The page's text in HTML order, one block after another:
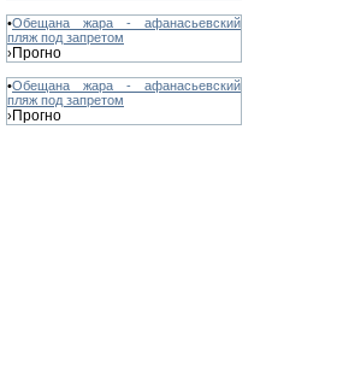
•Обещана жара - афанасьевский
пляж под запретом
›Прогно
•Обещана жара - афанасьевский
пляж под запретом
›Прогно